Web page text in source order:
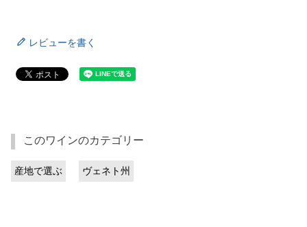
レビューを書く
このワインのカテゴリー
産地で選ぶ ヴェネト州